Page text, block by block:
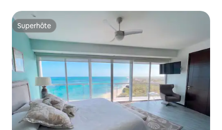
Superhôte
Superhôte